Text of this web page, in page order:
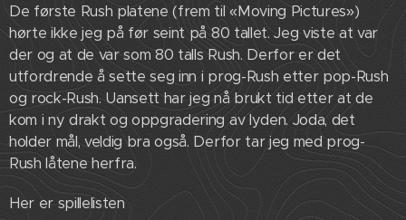
De første Rush platene (frem til «Moving Pictures»)
hørte ikke jeg på før seint på 80 tallet. Jeg viste at var
der og at de var som 80 talls Rush. Derfor er det
utfordrende å sette seg inn i prog-Rush etter pop-Rush
og rock-Rush. Uansett har jeg nå brukt tid etter at de
kom i ny drakt og oppgradering av lyden. Joda, det
holder mål, veldig bra også. Derfor tar jeg med prog-
Rush låtene herfra.
Her er spillelisten